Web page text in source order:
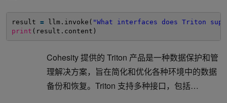
result = llm.invoke( "What interfaces does Triton
print (result.content)
Cohesity 提供的 Triton 产品是一种数据保护和管
理解决方案，旨在简化和优化各种环境中的数据
备份和恢复。Triton 支持多种接口，包括…